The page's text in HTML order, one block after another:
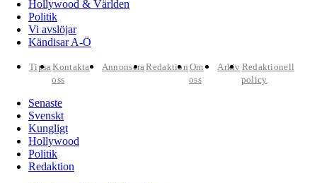
Hollywood & Världen
Politik
Vi avslöjar
Kändisar A-Ö
TipsaKontakta
oss
AnnonseraRedaktion Om
oss
Arkiv Redaktionell
policy
Senaste
Svenskt
Kungligt
Hollywood
Politik
Redaktion